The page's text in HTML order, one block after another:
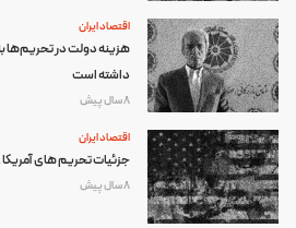
اقتصاد ایران
داشته است
8 سال پیش
اقتصاد ایران
جزئیات تحریم های آمریکا
8 سال پیش